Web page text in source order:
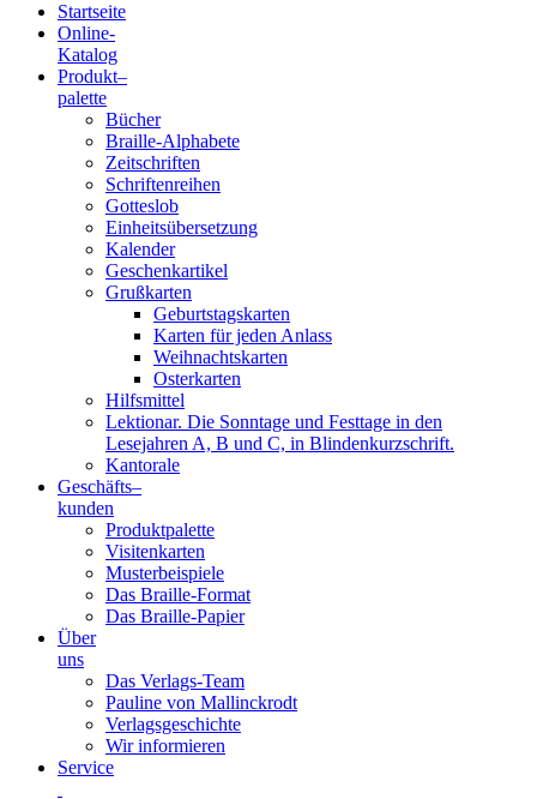
Blindenschrift-
Verlag
Druckerei
gGmbH
Startseite
Online-
Katalog
Produkt–
palette
Bücher
Braille-Alphabete
Zeitschriften
Schriftenreihen
Gotteslob
Einheitsübersetzung
Kalender
Geschenkartikel
Grußkarten
Geburtstagskarten
Karten für jeden Anlass
Weihnachtskarten
Osterkarten
Hilfsmittel
Lektionar. Die Sonntage und Festtage in den
Lesejahren A, B und C, in Blindenkurzschrift.
Kantorale
Geschäfts­–
kunden
Produktpalette
Visitenkarten
Musterbeispiele
Das Braille-Format
Das Braille-Papier
Über
uns
Das Verlags-Team
Pauline von Mallinckrodt
Verlagsgeschichte
Wir informieren
Service